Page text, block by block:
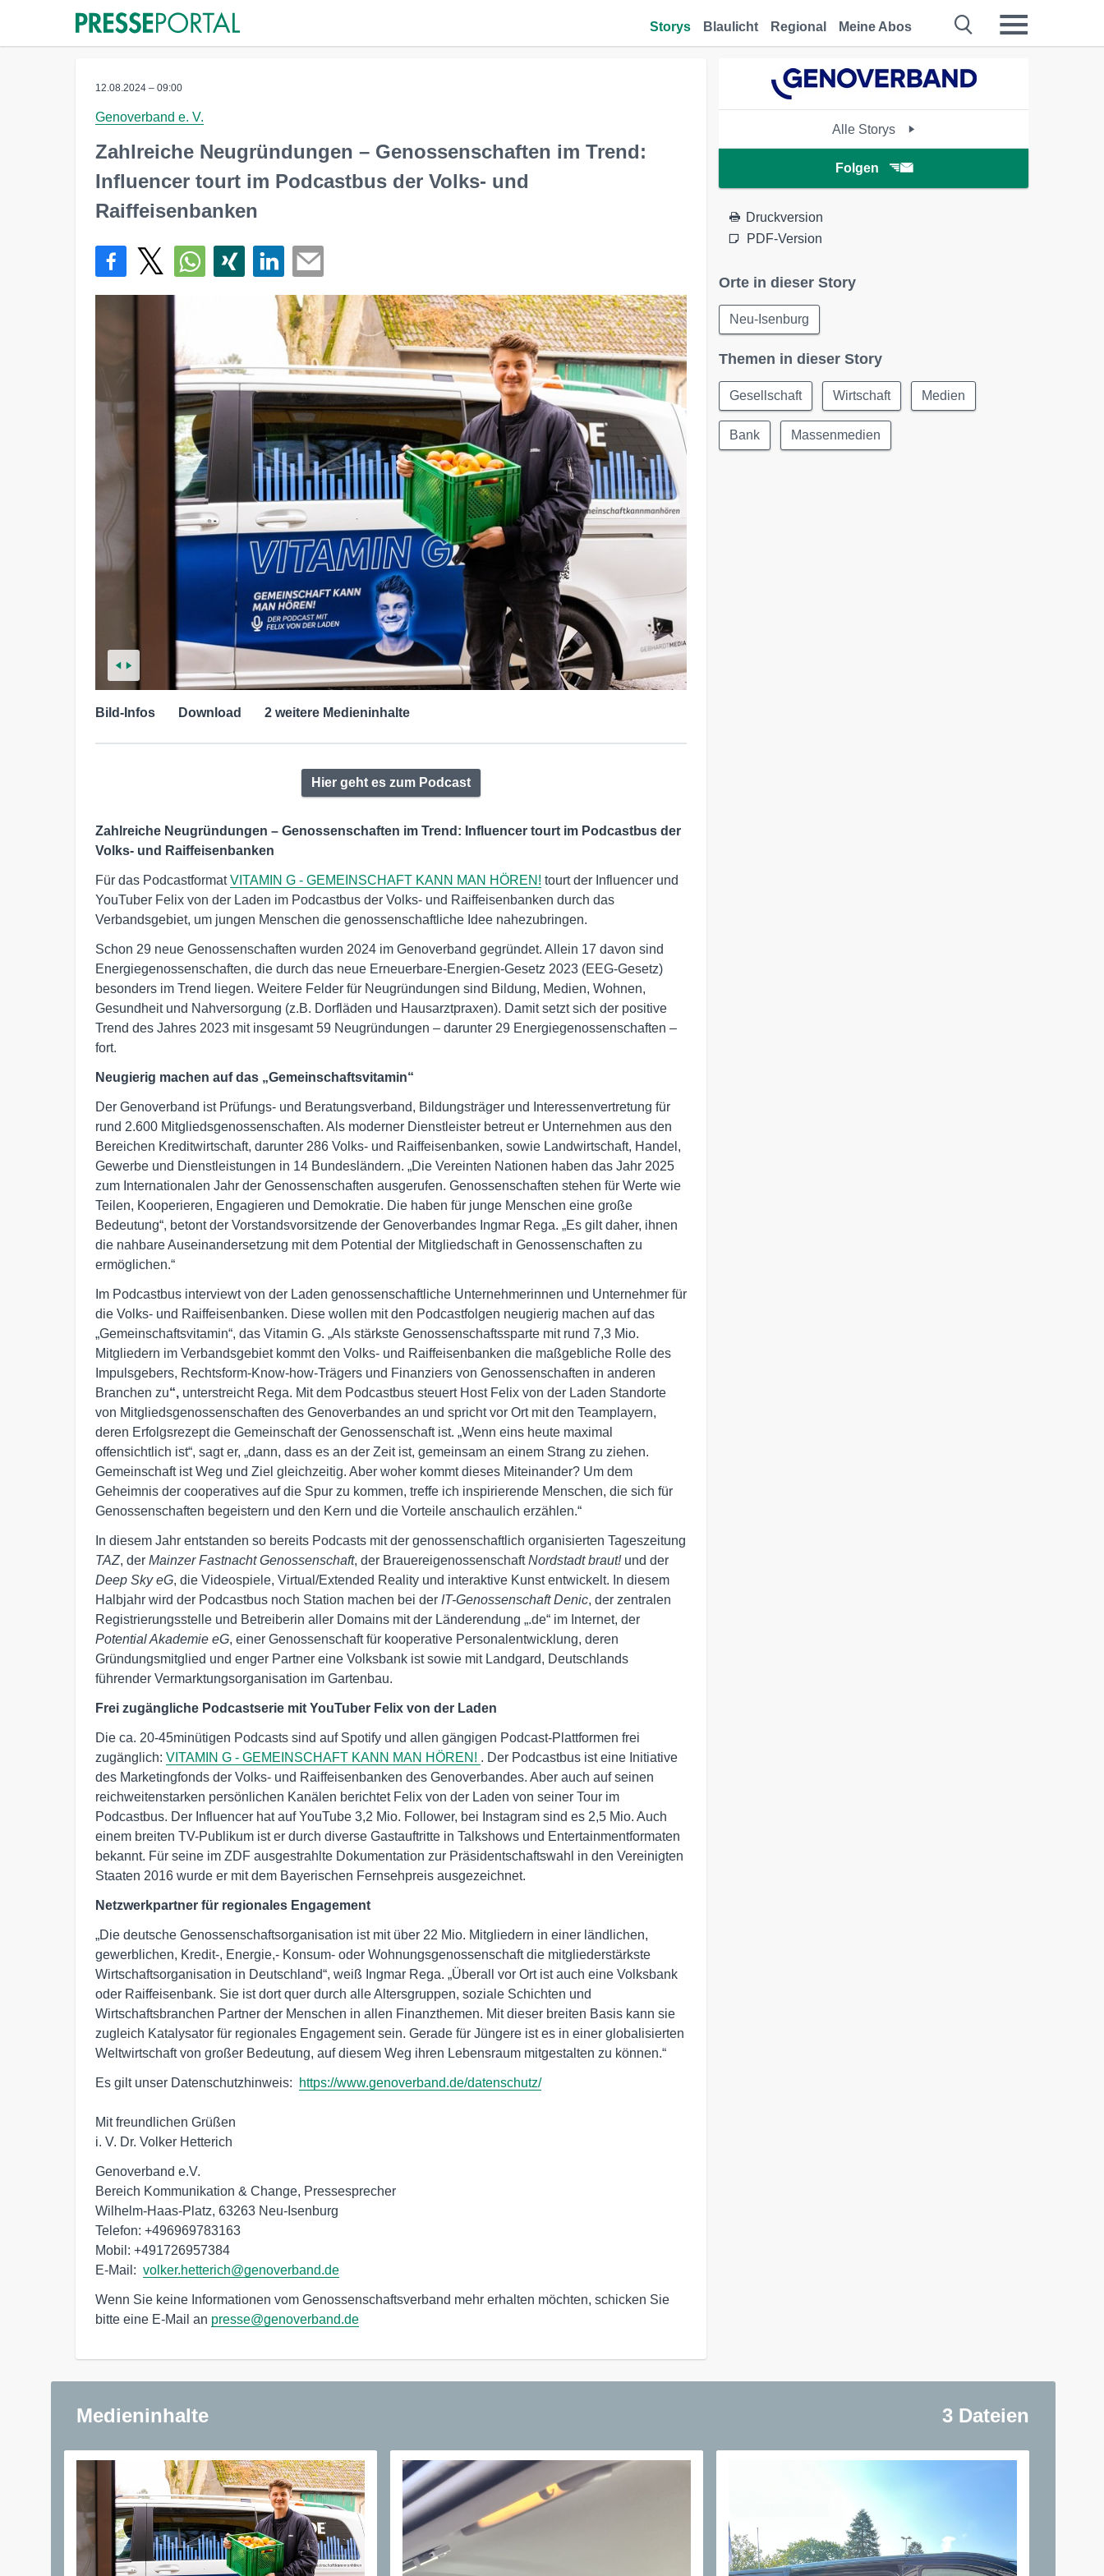
Storys Blaulicht Regional Meine Abos
12.08.2024 – 09:00
Genoverband e. V.
Zahlreiche Neugründungen – Genossenschaften im Trend:
Influencer tourt im Podcastbus der Volks- und
Raiffeisenbanken
Bild-Infos Download 2 weitere Medieninhalte
Hier geht es zum Podcast
Zahlreiche Neugründungen – Genossenschaften im Trend: Influencer tourt im Podcastbus der
Volks- und Raiffeisenbanken
Für das PodcastformatVITAMIN G - GEMEINSCHAFT KANN MAN HÖREN! tourt der Influencer und
YouTuber Felix von der Laden im Podcastbus der Volks- und Raiffeisenbanken durch das
Verbandsgebiet, um jungen Menschen die genossenschaftliche Idee nahezubringen.
Schon 29 neue Genossenschaften wurden 2024 im Genoverband gegründet. Allein 17 davon sind
Energiegenossenschaften, die durch das neue Erneuerbare-Energien-Gesetz 2023 (EEG-Gesetz)
besonders im Trend liegen. Weitere Felder für Neugründungen sind Bildung, Medien, Wohnen,
Gesundheit und Nahversorgung (z.B. Dorfläden und Hausarztpraxen). Damit setzt sich der positive
Trend des Jahres 2023 mit insgesamt 59 Neugründungen – darunter 29 Energiegenossenschaften –
fort.
Neugierig machen auf das „Gemeinschaftsvitamin“
Der Genoverband ist Prüfungs- und Beratungsverband, Bildungsträger und Interessenvertretung für
rund 2.600 Mitgliedsgenossenschaften. Als moderner Dienstleister betreut er Unternehmen aus den
Bereichen Kreditwirtschaft, darunter 286 Volks- und Raiffeisenbanken, sowie Landwirtschaft, Handel,
Gewerbe und Dienstleistungen in 14 Bundesländern. „Die Vereinten Nationen haben das Jahr 2025
zum Internationalen Jahr der Genossenschaften ausgerufen. Genossenschaften stehen für Werte wie
Teilen, Kooperieren, Engagieren und Demokratie. Die haben für junge Menschen eine große
Bedeutung“, betont der Vorstandsvorsitzende der Genoverbandes Ingmar Rega. „Es gilt daher, ihnen
die nahbare Auseinandersetzung mit dem Potential der Mitgliedschaft in Genossenschaften zu
ermöglichen.“
Im Podcastbus interviewt von der Laden genossenschaftliche Unternehmerinnen und Unternehmer für
die Volks- und Raiffeisenbanken. Diese wollen mit den Podcastfolgen neugierig machen auf das
„Gemeinschaftsvitamin“, das Vitamin G. „Als stärkste Genossenschaftssparte mit rund 7,3 Mio.
Mitgliedern im Verbandsgebiet kommt den Volks- und Raiffeisenbanken die maßgebliche Rolle des
Impulsgebers, Rechtsform-Know-how-Trägers und Finanziers von Genossenschaften in anderen
Branchen zu“, unterstreicht Rega. Mit dem Podcastbus steuert Host Felix von der Laden Standorte
von Mitgliedsgenossenschaften des Genoverbandes an und spricht vor Ort mit den Teamplayern,
deren Erfolgsrezept die Gemeinschaft der Genossenschaft ist. „Wenn eins heute maximal
offensichtlich ist“, sagt er, „dann, dass es an der Zeit ist, gemeinsam an einem Strang zu ziehen.
Gemeinschaft ist Weg und Ziel gleichzeitig. Aber woher kommt dieses Miteinander? Um dem
Geheimnis der cooperatives auf die Spur zu kommen, treffe ich inspirierende Menschen, die sich für
Genossenschaften begeistern und den Kern und die Vorteile anschaulich erzählen.“
In diesem Jahr entstanden so bereits Podcasts mit der genossenschaftlich organisierten Tageszeitung
TAZ, der Mainzer Fastnacht Genossenschaft, der BrauereigenossenschaftNordstadt braut!und der
Deep Sky eG, die Videospiele, Virtual/Extended Reality und interaktive Kunst entwickelt. In diesem
Halbjahr wird der Podcastbus noch Station machen bei der IT-Genossenschaft Denic, der zentralen
Registrierungsstelle und Betreiberin aller Domains mit der Länderendung „.de“ im Internet, der
Potential Akademie eG, einer Genossenschaft für kooperative Personalentwicklung, deren
Gründungsmitglied und enger Partner eine Volksbank ist sowie mit Landgard, Deutschlands
führender Vermarktungsorganisation im Gartenbau.
Frei zugängliche Podcastserie mit YouTuber Felix von der Laden
Die ca. 20-45minütigen Podcasts sind auf Spotify und allen gängigen Podcast-Plattformen frei
zugänglich: VITAMIN G - GEMEINSCHAFT KANN MAN HÖREN! . Der Podcastbus ist eine Initiative
des Marketingfonds der Volks- und Raiffeisenbanken des Genoverbandes. Aber auch auf seinen
reichweitenstarken persönlichen Kanälen berichtet Felix von der Laden von seiner Tour im
Podcastbus. Der Influencer hat auf YouTube 3,2 Mio. Follower, bei Instagram sind es 2,5 Mio. Auch
einem breiten TV-Publikum ist er durch diverse Gastauftritte in Talkshows und Entertainmentformaten
bekannt. Für seine im ZDF ausgestrahlte Dokumentation zur Präsidentschaftswahl in den Vereinigten
Staaten 2016 wurde er mit dem Bayerischen Fernsehpreis ausgezeichnet.
Netzwerkpartner für regionales Engagement
„Die deutsche Genossenschaftsorganisation ist mit über 22 Mio. Mitgliedern in einer ländlichen,
gewerblichen, Kredit-, Energie,- Konsum- oder Wohnungsgenossenschaft die mitgliederstärkste
Wirtschaftsorganisation in Deutschland“, weiß Ingmar Rega. „Überall vor Ort ist auch eine Volksbank
oder Raiffeisenbank. Sie ist dort quer durch alle Altersgruppen, soziale Schichten und
Wirtschaftsbranchen Partner der Menschen in allen Finanzthemen. Mit dieser breiten Basis kann sie
zugleich Katalysator für regionales Engagement sein. Gerade für Jüngere ist es in einer globalisierten
Weltwirtschaft von großer Bedeutung, auf diesem Weg ihren Lebensraum mitgestalten zu können.“
Es gilt unser Datenschutzhinweis: https://www.genoverband.de/datenschutz/
Mit freundlichen Grüßen
i. V. Dr. Volker Hetterich
Genoverband e.V.
Bereich Kommunikation & Change, Pressesprecher
Wilhelm-Haas-Platz, 63263 Neu-Isenburg
Telefon: +496969783163
Mobil: +491726957384
E-Mail: volker.hetterich@genoverband.de
Wenn Sie keine Informationen vom Genossenschaftsverband mehr erhalten möchten, schicken Sie
bitte eine E-Mail an presse@genoverband.de
Alle Storys
Folgen
Druckversion
PDF-Version
Orte in dieser Story
Neu-Isenburg
Themen in dieser Story
Gesellschaft Wirtschaft Medien
Bank Massenmedien
Medieninhalte 3 Dateien